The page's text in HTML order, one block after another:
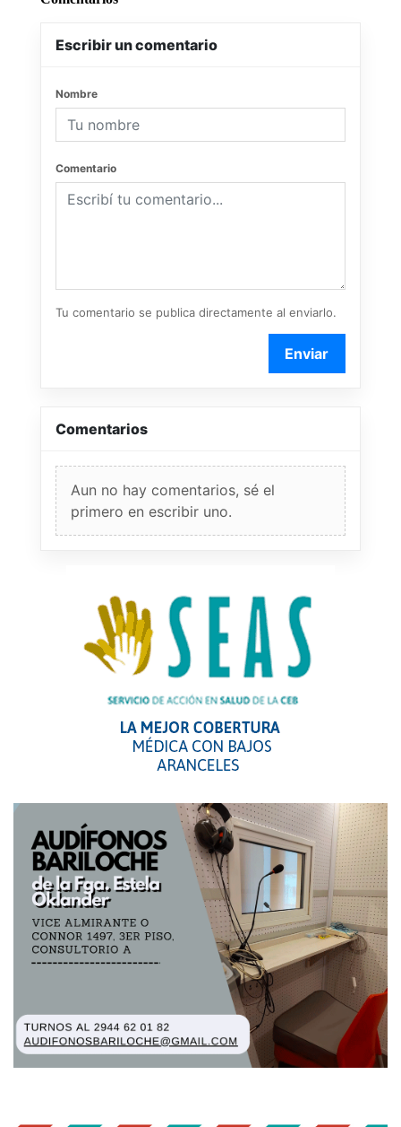
Escribir un comentario
Nombre
Comentario
Tu comentario se publica directamente al enviarlo.
Enviar
Comentarios
Aun no hay comentarios, sé el
primero en escribir uno.